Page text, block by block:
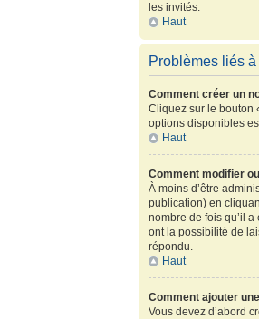
les invités.
Haut
Problèmes liés
Comment créer un
Cliquez sur le bouton
options disponibles
Haut
Comment modifier
À moins d’être
publication) en
nombre de fois qu’il
ont la possibilité de
répondu.
Haut
Comment ajouter
Vous devez d’abord